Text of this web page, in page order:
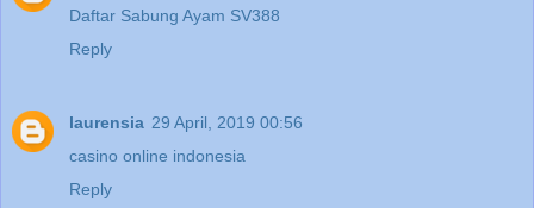
Daftar Sabung Ayam SV388
Reply
laurensia 29 April, 2019 00:56
casino online indonesia
Reply